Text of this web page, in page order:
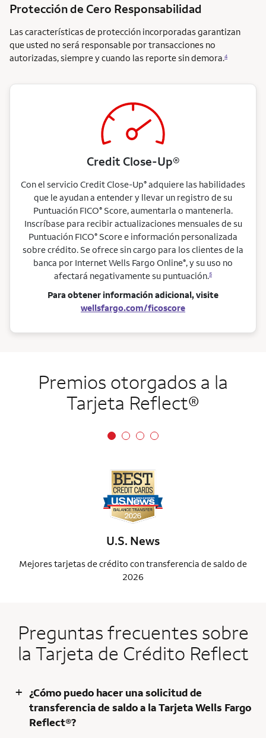
Protección de Cero Responsabilidad
Las características de protección incorporadas garantizan
que usted no será responsable por transacciones no
autorizadas, siempre y cuando las reporte sin demora.4
Credit Close-Up®
Con el servicio Credit Close-Up® adquiere las habilidades
que le ayudan a entender y llevar un registro de su
Puntuación FICO® Score, aumentarla o mantenerla.
Inscríbase para recibir actualizaciones mensuales de su
Puntuación FICO® Score e información personalizada
sobre crédito. Se ofrece sin cargo para los clientes de la
banca por Internet Wells Fargo Online®, y su uso no
afectará negativamente su puntuación.5
Para obtener información adicional, visite
wellsfargo.com/ficoscore
Premios otorgados a la
Tarjeta Reflect®
U.S. News
Mejores tarjetas de crédito con transferencia de saldo de
2026
Preguntas frecuentes sobre
la Tarjeta de Crédito Reflect
+ ¿Cómo puedo hacer una solicitud de
transferencia de saldo a la Tarjeta Wells Fargo
Reflect®?